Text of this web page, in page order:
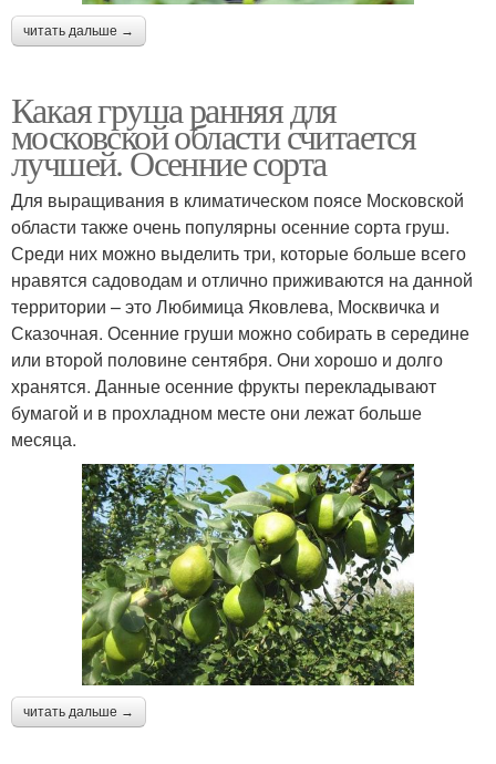
читать дальше →
Какая груша ранняя для
московской области считается
лучшей. Осенние сорта
Для выращивания в климатическом поясе Московской
области также очень популярны осенние сорта груш.
Среди них можно выделить три, которые больше всего
нравятся садоводам и отлично приживаются на данной
территории – это Любимица Яковлева, Москвичка и
Сказочная. Осенние груши можно собирать в середине
или второй половине сентября. Они хорошо и долго
хранятся. Данные осенние фрукты перекладывают
бумагой и в прохладном месте они лежат больше
месяца.
читать дальше →